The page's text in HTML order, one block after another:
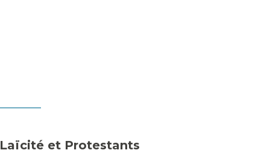
Laïcité et Protestants